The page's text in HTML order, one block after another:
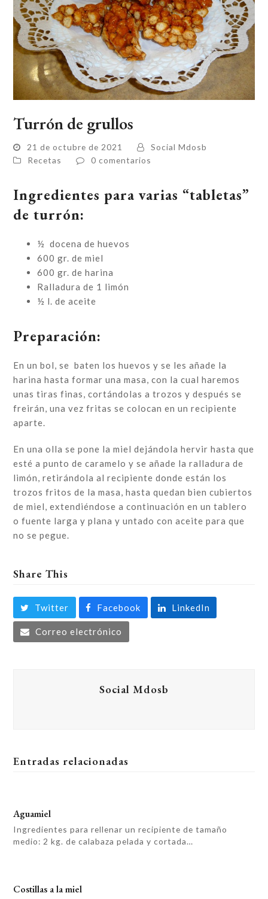
Turrón de grullos
21 de octubre de 2021
Social Mdosb
Recetas
0 comentarios
Ingredientes para varias “tabletas”
de turrón:
½ docena de huevos
600 gr. de miel
600 gr. de harina
Ralladura de 1 limón
½ l. de aceite
Preparación:
En un bol, se baten los huevos y se les añade la
harina hasta formar una masa, con la cual haremos
unas tiras finas, cortándolas a trozos y después se
freirán, una vez fritas se colocan en un recipiente
aparte.
En una olla se pone la miel dejándola hervir hasta que
esté a punto de caramelo y se añade la ralladura de
limón, retirándola al recipiente donde están los
trozos fritos de la masa, hasta quedan bien cubiertos
de miel, extendiéndose a continuación en un tablero
o fuente larga y plana y untado con aceite para que
no se pegue.
Share This
Twitter Facebook LinkedIn
Correo electrónico
Social Mdosb
Entradas relacionadas
Aguamiel
Ingredientes para rellenar un recipiente de tamaño
medio: 2 kg. de calabaza pelada y cortada…
Costillas a la miel